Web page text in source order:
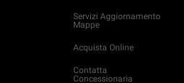
Servizi Aggiornamento
Mappe
Acquista Online
Contatta
Concessionaria